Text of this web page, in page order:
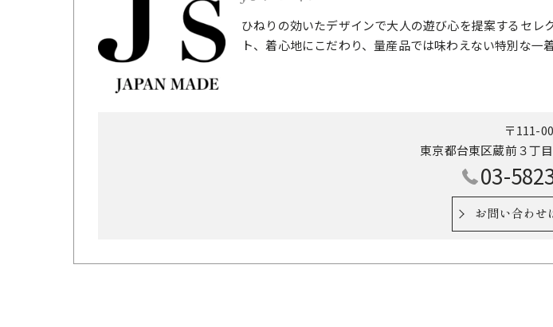
ひねりの効いたデザインで大人の遊び心を提案するセ
ト、着心地にこだわり、量産品では味わえない特別な一
〒111-
東京都台東区蔵前３丁
03-
お問い合わせ